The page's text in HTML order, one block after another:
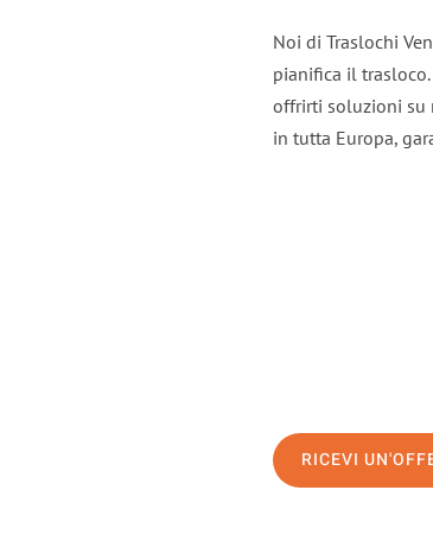
Noi di Traslochi
pianifica il
offrirti soluzioni su
in tutta Europa,
RICEVI